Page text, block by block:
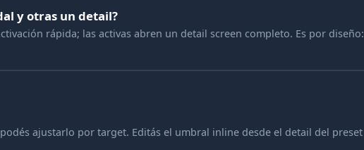
y otras un detail?
rápida; las activas abren un detail screen completo. Es por diseño:
ajustarlo por target. Editás el umbral inline desde el detail del preset